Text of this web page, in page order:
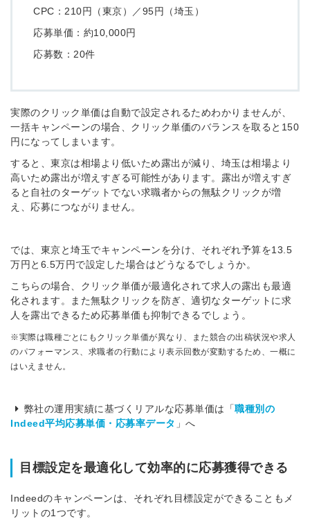
CPC：210円（東京）／95円（埼玉）
応募単価：約10,000円
応募数：20件
実際のクリック単価は自動で設定されるためわかりませんが、
一括キャンペーンの場合、クリック単価のバランスを取ると150
円になってしまいます。
すると、東京は相場より低いため露出が減り、埼玉は相場より
高いため露出が増えすぎる可能性があります。露出が増えすぎ
ると自社のターゲットでない求職者からの無駄クリックが増
え、応募につながりません。
では、東京と埼玉でキャンペーンを分け、それぞれ予算を13.5
万円と6.5万円で設定した場合はどうなるでしょうか。
こちらの場合、クリック単価が最適化されて求人の露出も最適
化されます。また無駄クリックを防ぎ、適切なターゲットに求
人を露出できるため応募単価も抑制できるでしょう。
※実際は職種ごとにもクリック単価が異なり、また競合の出稿状況や求人
のパフォーマンス、求職者の行動により表示回数が変動するため、一概に
はいえません。
弊社の運用実績に基づくリアルな応募単価は「職種別の
Indeed平均応募単価・応募率データ 」へ
目標設定を最適化して効率的に応募獲得できる
Indeedのキャンペーンは、それぞれ目標設定ができることもメ
リットの1つです。